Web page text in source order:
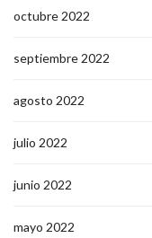
octubre 2022
septiembre 2022
agosto 2022
julio 2022
junio 2022
mayo 2022